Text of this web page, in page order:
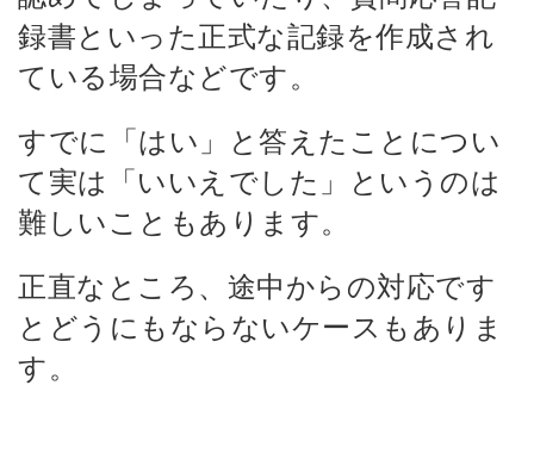
録書といった正式な記録を作成され
ている場合などです。
すでに「はい」と答えたことについ
て実は「いいえでした」というのは
難しいこともあります。
正直なところ、途中からの対応です
とどうにもならないケースもありま
す。